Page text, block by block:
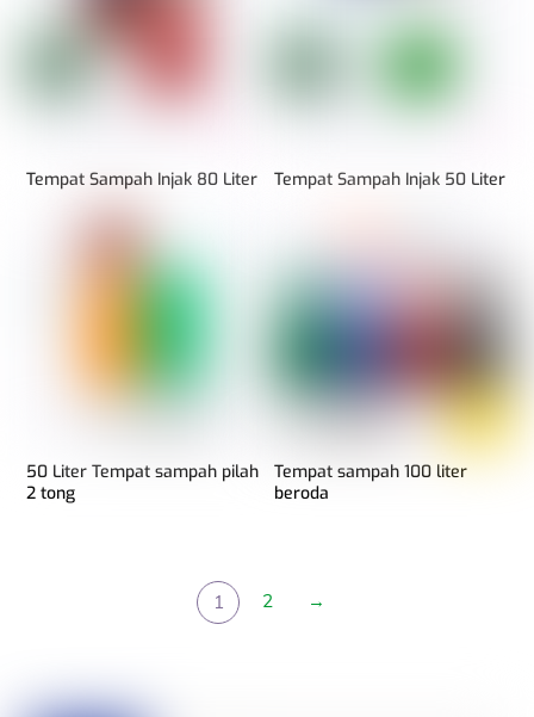
Tempat Sampah Injak 80 Liter Tempat Sampah Injak 50 Liter
50 Liter Tempat sampah pilah
2 tong
Tempat sampah 100 liter
beroda
1 2 →